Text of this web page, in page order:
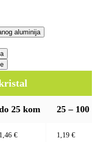
aluminija
25 kom 25 – 100
1,46 € 1,19 €